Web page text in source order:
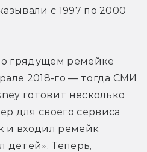
с 1997 по 2000
грядущем ремейке
2018-го — тогда СМИ
готовит несколько
для своего сервиса
и входил ремейк
детей». Теперь,